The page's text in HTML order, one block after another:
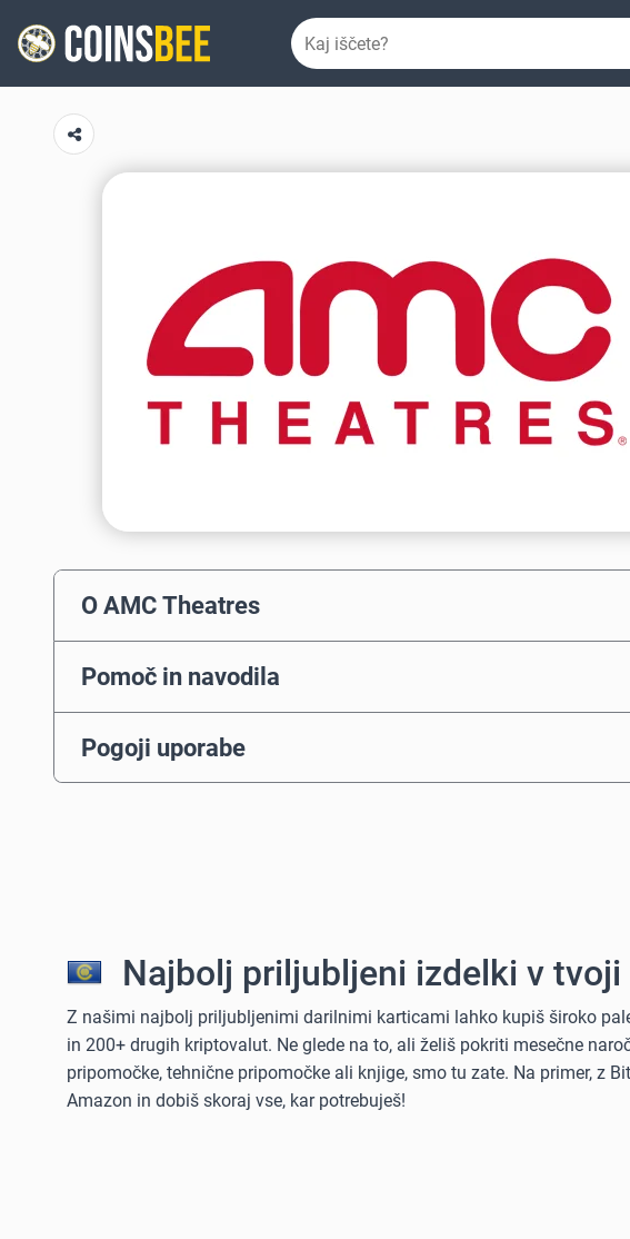
O AMC Theatres
Pomoč in navodila
Pogoji uporabe
Najbolj priljubljeni izdelki v tvoji
Z našimi najbolj priljubljenimi darilnimi karticami lahko kupiš široko
in 200+ drugih kriptovalut. Ne glede na to, ali želiš pokriti mesečne
pripomočke, tehnične pripomočke ali knjige, smo tu zate. Na primer,
Amazon in dobiš skoraj vse, kar potrebuješ!